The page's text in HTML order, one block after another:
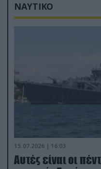
ΝΑΥΤΙΚΟ
15.07.2026 | 16:03
Aυτές είναι οι